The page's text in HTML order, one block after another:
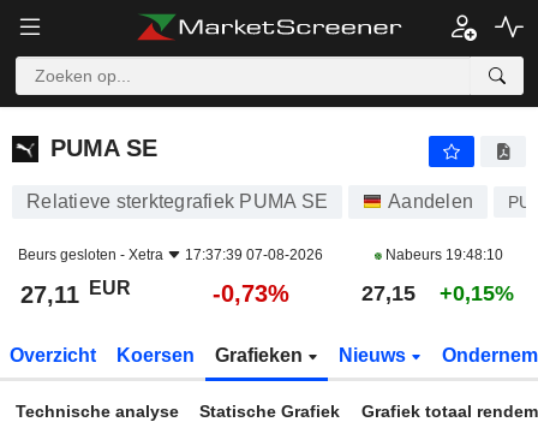
PUMA SE
PUMA SE
Relatieve sterktegrafiek PUMA SE Aandelen
Beurs gesloten - Xetra 17:37:39 07-08-2026 Nabeurs 19:48:10
27,11 EUR -0,73% 27,15 +0,15%
Overzicht Koersen Grafieken Nieuws
Technische analyse Statische Grafiek Grafiek totaal